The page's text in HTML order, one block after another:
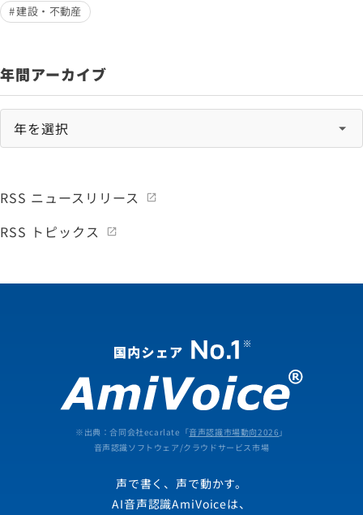
建設・不動産
年間アーカイブ
RSS ニュースリリース
RSS トピックス
※出典：合同会社ecarlate「音声認識市場動向2026 」
音声認識ソフトウェア/クラウドサービス市場
声で書く、声で動かす。
AI音声認識AmiVoiceは、